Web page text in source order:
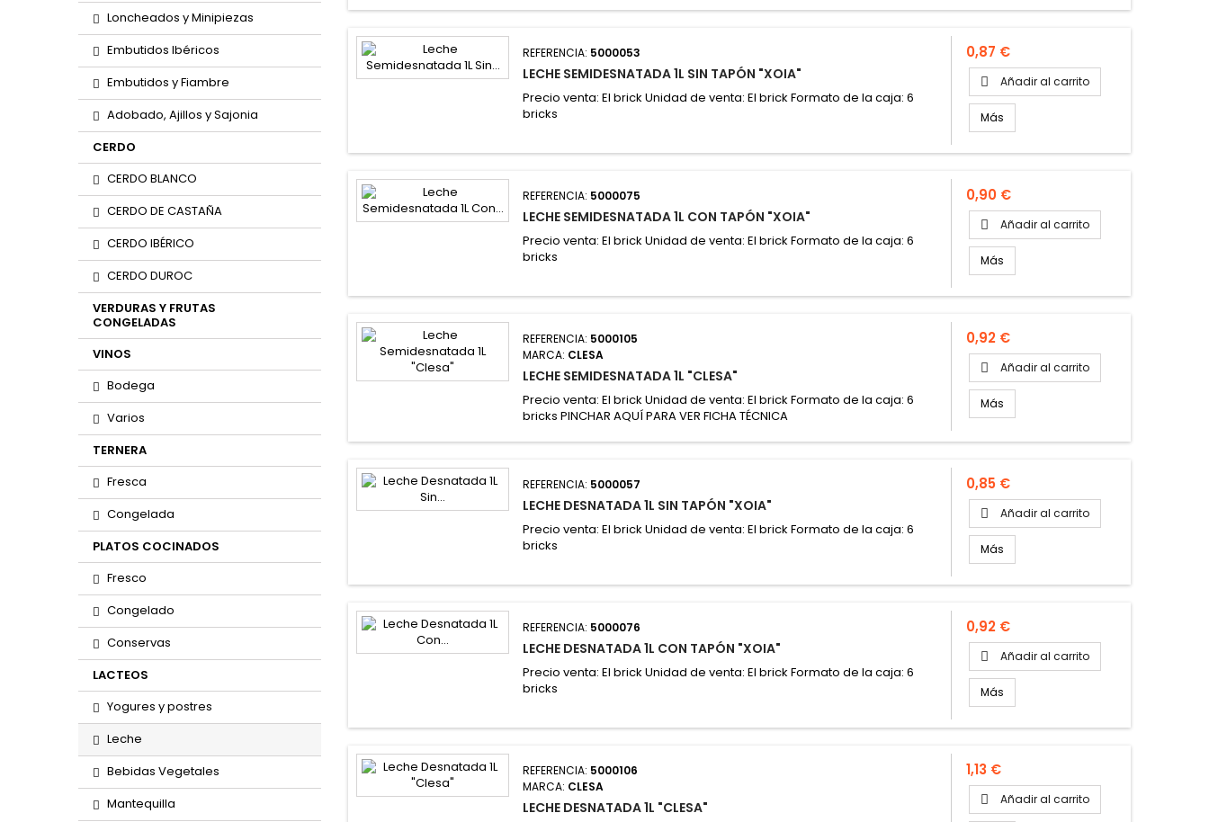
Loncheados y Minipiezas
Embutidos Ibéricos
Embutidos y Fiambre
Adobado, Ajillos y Sajonia
CERDO
CERDO BLANCO
CERDO DE CASTAÑA
CERDO IBÉRICO
CERDO DUROC
VERDURAS Y FRUTAS
CONGELADAS
VINOS
Bodega
Varios
TERNERA
Fresca
Congelada
PLATOS COCINADOS
Fresco
Congelado
Conservas
LACTEOS
Yogures y postres
Leche
Bebidas Vegetales
Mantequilla
REFERENCIA: 5000053
LECHE SEMIDESNATADA 1L SIN TAPÓN "XOIA"
Precio venta: El brick Unidad de venta: El brick Formato de la caja: 6
bricks
Precio
0,87 €
 Añadir al carrito
Más
REFERENCIA: 5000075
LECHE SEMIDESNATADA 1L CON TAPÓN "XOIA"
Precio venta: El brick Unidad de venta: El brick Formato de la caja: 6
bricks
Precio
0,90 €
 Añadir al carrito
Más
REFERENCIA: 5000105
MARCA: CLESA
LECHE SEMIDESNATADA 1L "CLESA"
Precio venta: El brick Unidad de venta: El brick Formato de la caja: 6
bricks PINCHAR AQUÍ PARA VER FICHA TÉCNICA
Precio
0,92 €
 Añadir al carrito
Más
REFERENCIA: 5000057
LECHE DESNATADA 1L SIN TAPÓN "XOIA"
Precio venta: El brick Unidad de venta: El brick Formato de la caja: 6
bricks
Precio
0,85 €
 Añadir al carrito
Más
REFERENCIA: 5000076
LECHE DESNATADA 1L CON TAPÓN "XOIA"
Precio venta: El brick Unidad de venta: El brick Formato de la caja: 6
bricks
Precio
0,92 €
 Añadir al carrito
Más
REFERENCIA: 5000106
MARCA: CLESA
LECHE DESNATADA 1L "CLESA"
Precio
1,13 €
 Añadir al carrito